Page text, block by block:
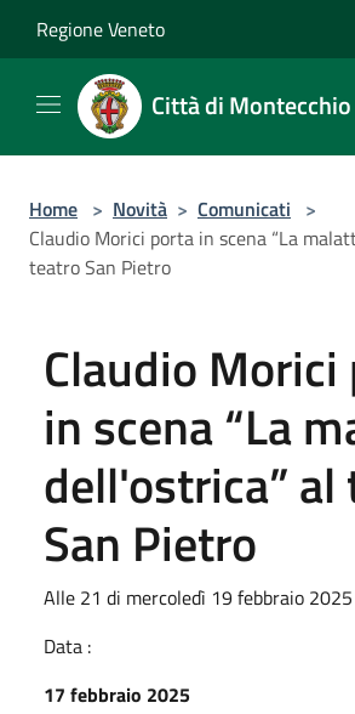
Regione Veneto
Città di
Home > Novità > Comunicati >
Claudio Morici porta in scena “La
teatro San Pietro
Claudio
in scena “La
dell'ostrica”
San Pietro
Alle 21 di mercoledì 19 febbraio 2025
Data :
17 febbraio 2025